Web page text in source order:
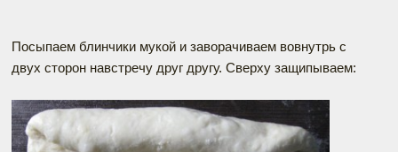
Посыпаем блинчики мукой и заворачиваем вовнутрь с
двух сторон навстречу друг другу. Сверху защипываем: